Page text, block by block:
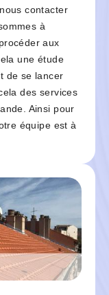
contacter
à
aux
une étude
de se lancer
des services
Ainsi pour
équipe est à